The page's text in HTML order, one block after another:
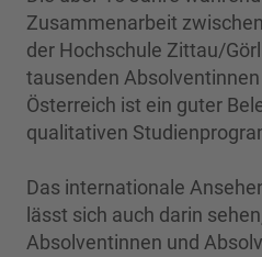
Zusammenarbeit
der Hochschule Zittau/
tausenden
Österreich ist ein guter
qualitativen
Das internationale
lässt sich auch darin
Absolventinnen und